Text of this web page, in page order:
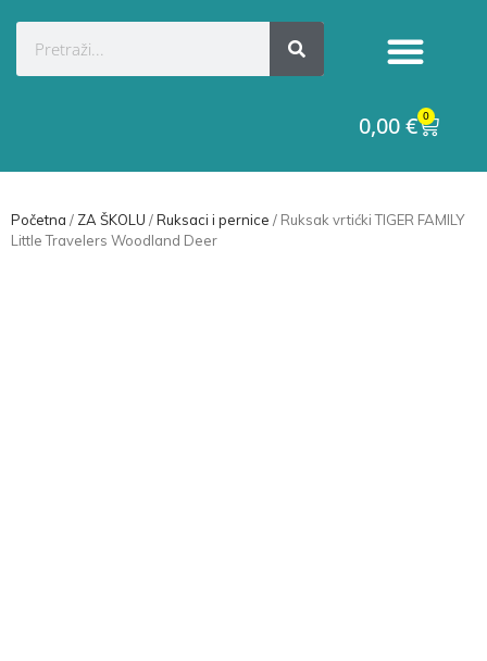
0,00€ 0
Početna / ZA ŠKOLU /Ruksaci i pernice / Ruksak vrtićki TIGER FAMILY
Little Travelers Woodland Deer